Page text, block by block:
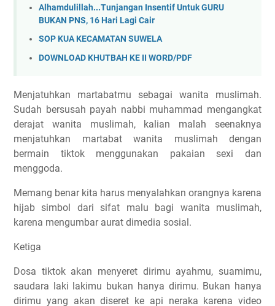
Alhamdulillah...Tunjangan Insentif Untuk GURU
BUKAN PNS, 16 Hari Lagi Cair
SOP KUA KECAMATAN SUWELA
DOWNLOAD KHUTBAH KE II WORD/PDF
Menjatuhkan martabatmu sebagai wanita muslimah.
Sudah bersusah payah nabbi muhammad mengangkat
derajat wanita muslimah, kalian malah seenaknya
menjatuhkan martabat wanita muslimah dengan
bermain tiktok menggunakan pakaian sexi dan
menggoda.
Memang benar kita harus menyalahkan orangnya karena
hijab simbol dari sifat malu bagi wanita muslimah,
karena mengumbar aurat dimedia sosial.
Ketiga
Dosa tiktok akan menyeret dirimu ayahmu, suamimu,
saudara laki lakimu bukan hanya dirimu. Bukan hanya
dirimu yang akan diseret ke api neraka karena video